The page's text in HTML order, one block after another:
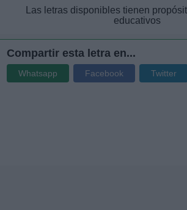
Las letras disponibles tienen
educativos
Compartir esta letra en...
Whatsapp Facebook Twitter